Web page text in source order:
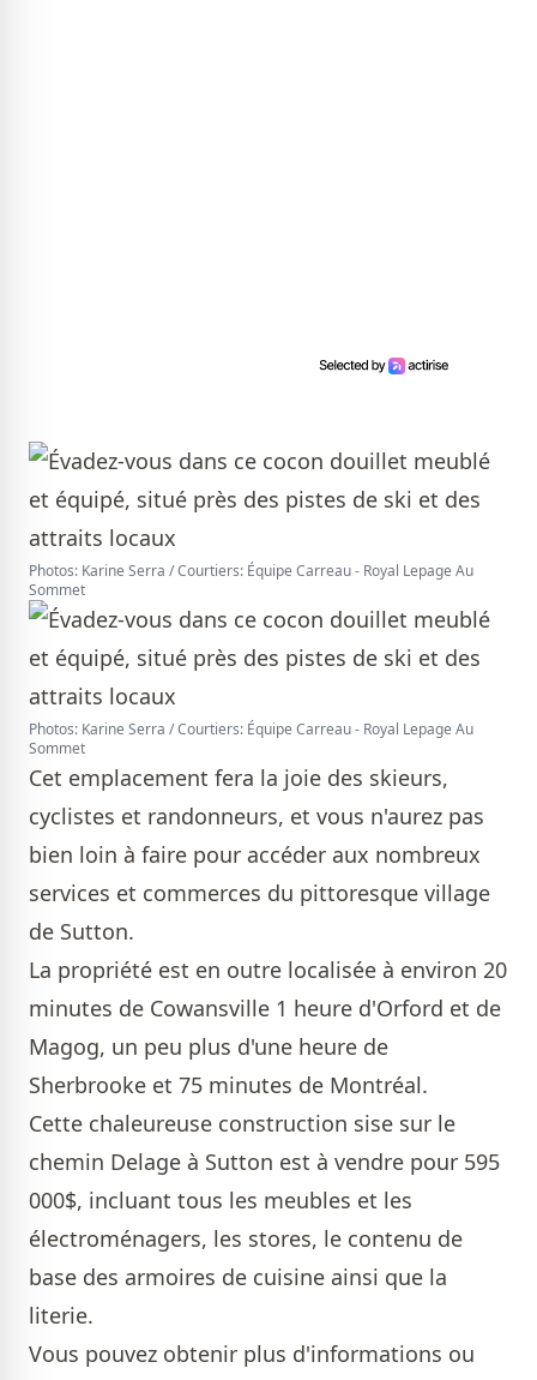
Photos: Karine Serra / Courtiers: Équipe Carreau - Royal Lepage Au
Sommet
Photos: Karine Serra / Courtiers: Équipe Carreau - Royal Lepage Au
Sommet
Cet emplacement fera la joie des skieurs,
cyclistes et randonneurs, et vous n'aurez pas
bien loin à faire pour accéder aux nombreux
services et commerces du pittoresque village
de Sutton.
La propriété est en outre localisée à environ 20
minutes de Cowansville 1 heure d'Orford et de
Magog, un peu plus d'une heure de
Sherbrooke et 75 minutes de Montréal.
Cette chaleureuse construction sise sur le
chemin Delage à Sutton est à vendre pour 595
000$, incluant tous les meubles et les
électroménagers, les stores, le contenu de
base des armoires de cuisine ainsi que la
literie.
Vous pouvez obtenir plus d'informations ou